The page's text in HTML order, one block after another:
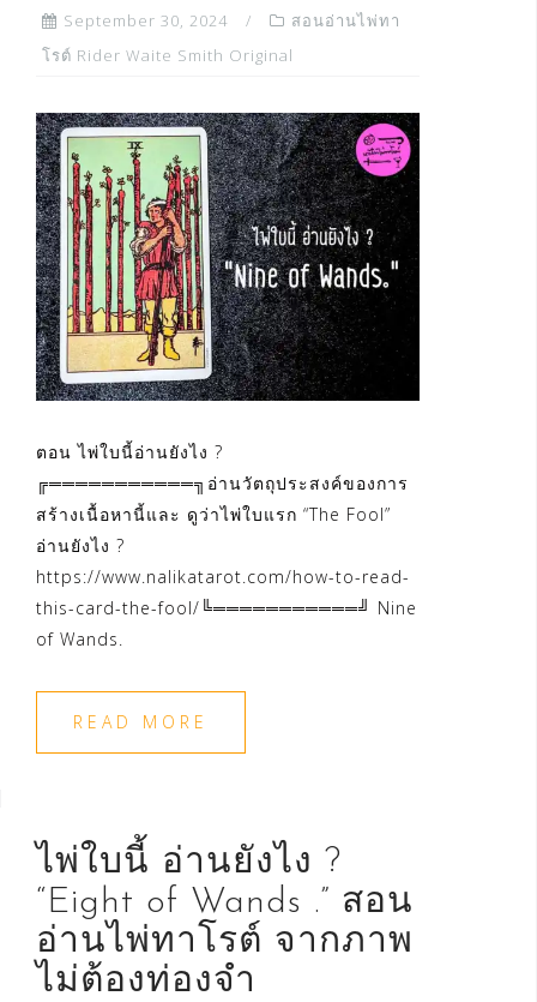
September 30, 2024
สอนอ่านไพ่ทา
โรต์ Rider Waite Smith Original
ตอน ไพ่ใบนี้อ่านยังไง ?
╔═══════════╗อ่านวัตถุประสงค์ของการ
สร้างเนื้อหานี้และ ดูว่าไพ่ใบแรก “The Fool”
อ่านยังไง ?
https://www.nalikatarot.com/how-to-read-
this-card-the-fool/╚═══════════╝ Nine
of Wands.
READ MORE
ไพ่ใบนี้ อ่านยังไง ?
“Eight of Wands .” สอน
อ่านไพ่ทาโรต์ จากภาพ
ไม่ต้องท่องจำ